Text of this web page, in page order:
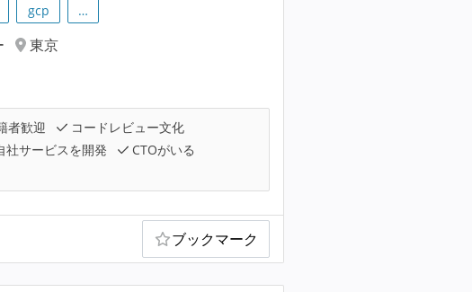
gcp …
東京
者歓迎
コードレビュー文化
社サービスを開発
CTOがいる
ブックマーク